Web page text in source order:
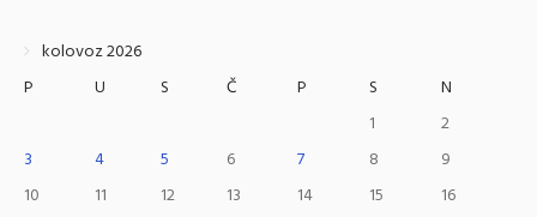
kolovoz 2026
P
U S Č P S
N
1
2
3
4 5 6 7 8
9
10
11 12 13 14 15
16